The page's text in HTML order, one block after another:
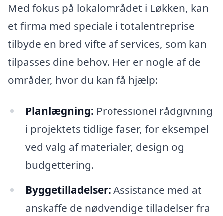
Med fokus på lokalområdet i Løkken, kan
et firma med speciale i totalentreprise
tilbyde en bred vifte af services, som kan
tilpasses dine behov. Her er nogle af de
områder, hvor du kan få hjælp:
Planlægning: Professionel rådgivning
i projektets tidlige faser, for eksempel
ved valg af materialer, design og
budgettering.
Byggetilladelser: Assistance med at
anskaffe de nødvendige tilladelser fra